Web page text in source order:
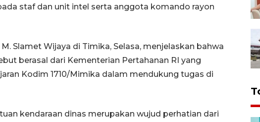
staf dan unit intel serta anggota komando rayon
Slamet Wijaya di Timika, Selasa, menjelaskan bahwa
berasal dari Kementerian Pertahanan RI yang
Kodim 1710/Mimika dalam mendukung tugas di
kendaraan dinas merupakan wujud perhatian dari